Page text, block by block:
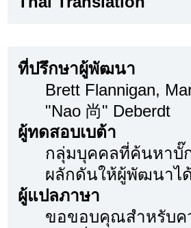
ที่ปรึกษาผู้พัฒนา
Brett Flannigan,
"Nao 尚" Deberdt
ผู้ทดสอบเบต้า
กลุ่มบุคคลที่ค้นหาบั๊
ผลักดันให้ผู้พัฒนาไ
ผู้แปลภาษา
ขอขอบคุณสำหรับค